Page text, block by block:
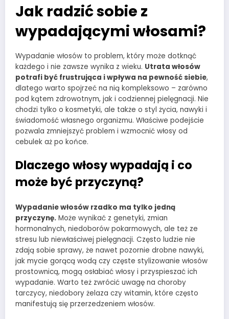
Jak radzić sobie z
wypadającymi włosami?
Wypadanie włosów to problem, który może dotknąć
każdego i nie zawsze wynika z wieku. Utrata włosów
potrafi być frustrująca i wpływa na pewność siebie,
dlatego warto spojrzeć na nią kompleksowo – zarówno
pod kątem zdrowotnym, jak i codziennej pielęgnacji. Nie
chodzi tylko o kosmetyki, ale także o styl życia, nawyki i
świadomość własnego organizmu. Właściwe podejście
pozwala zmniejszyć problem i wzmocnić włosy od
cebulek aż po końce.
Dlaczego włosy wypadają i co
może być przyczyną?
Wypadanie włosów rzadko ma tylko jedną
przyczynę. Może wynikać z genetyki, zmian
hormonalnych, niedoborów pokarmowych, ale też ze
stresu lub niewłaściwej pielęgnacji. Często ludzie nie
zdają sobie sprawy, że nawet pozornie drobne nawyki,
jak mycie gorącą wodą czy częste stylizowanie włosów
prostownicą, mogą osłabiać włosy i przyspieszać ich
wypadanie. Warto też zwrócić uwagę na choroby
tarczycy, niedobory żelaza czy witamin, które często
manifestują się przerzedzeniem włosów.